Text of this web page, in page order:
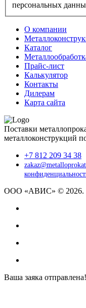
О компании
Каталог
Прайс-лист
Калькулятор
Контакты
Дилерам
Карта сайта
Поставки
металлоконструкций
+7 812 209 34 38
ООО «АВИС» © 2026.
Ваша заяка отправлена!